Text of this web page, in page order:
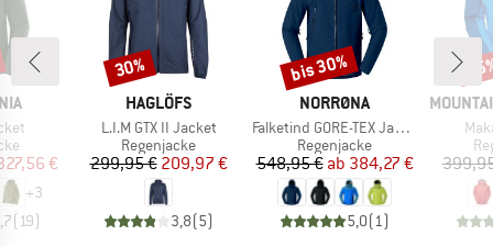
Preis
€
+3
( 19)
MARKE
HAGLÖFS
Artikel
L.I.M GTX II Jacket
Produktgruppe
Regenjacke
Preis
299,95 €reduzierter Preis
209,97 €
3,8(5)
Rabatt
30%
MARKE
NORRØNA
Artikel
Falketind GORE-TEX Jacket
Produktgruppe
Regenjacke
Preis
548,95 € reduzierter Preis
ab 384,27 €
5,0( 1)
Rabatt
bis 30%
MARKE